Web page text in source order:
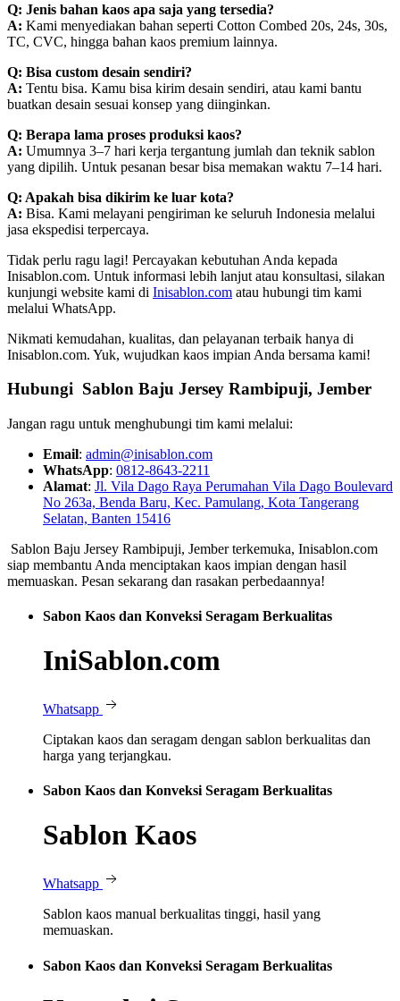
Q: Jenis bahan kaos apa saja yang tersedia?
A: Kami menyediakan bahan seperti Cotton Combed 20s, 24s, 30s,
TC, CVC, hingga bahan kaos premium lainnya.
Q: Bisa custom desain sendiri?
A: Tentu bisa. Kamu bisa kirim desain sendiri, atau kami bantu
buatkan desain sesuai konsep yang diinginkan.
Q: Berapa lama proses produksi kaos?
A: Umumnya 3–7 hari kerja tergantung jumlah dan teknik sablon
yang dipilih. Untuk pesanan besar bisa memakan waktu 7–14 hari.
Q: Apakah bisa dikirim ke luar kota?
A: Bisa. Kami melayani pengiriman ke seluruh Indonesia melalui
jasa ekspedisi terpercaya.
Tidak perlu ragu lagi! Percayakan kebutuhan Anda kepada
Inisablon.com. Untuk informasi lebih lanjut atau konsultasi, silakan
kunjungi website kami di Inisablon.com atau hubungi tim kami
melalui WhatsApp.
Nikmati kemudahan, kualitas, dan pelayanan terbaik hanya di
Inisablon.com. Yuk, wujudkan kaos impian Anda bersama kami!
Hubungi Sablon Baju Jersey Rambipuji, Jember
Jangan ragu untuk menghubungi tim kami melalui:
Email: admin@inisablon.com
WhatsApp: 0812-8643-2211
Alamat: Jl. Vila Dago Raya Perumahan Vila Dago Boulevard
No 263a, Benda Baru, Kec. Pamulang, Kota Tangerang
Selatan, Banten 15416
Sablon Baju Jersey Rambipuji, Jember terkemuka, Inisablon.com
siap membantu Anda menciptakan kaos impian dengan hasil
memuaskan. Pesan sekarang dan rasakan perbedaannya!
Sabon Kaos dan Konveksi Seragam Berkualitas
IniSablon.com
Whatsapp
Ciptakan kaos dan seragam dengan sablon berkualitas dan
harga yang terjangkau.
Sabon Kaos dan Konveksi Seragam Berkualitas
Sablon Kaos
Whatsapp
Sablon kaos manual berkualitas tinggi, hasil yang
memuaskan.
Sabon Kaos dan Konveksi Seragam Berkualitas